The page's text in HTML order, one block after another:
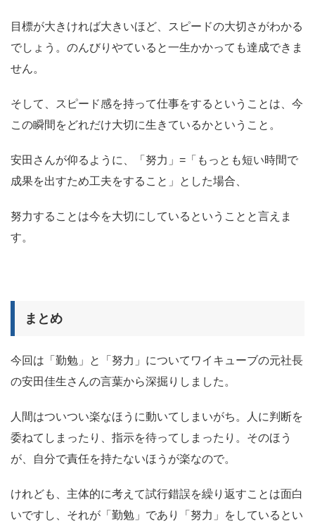
目標が大きければ大きいほど、スピードの大切さがわかる
でしょう。のんびりやていると一生かかっても達成できま
せん。
そして、スピード感を持って仕事をするということは、今
この瞬間をどれだけ大切に生きているかということ。
安田さんが仰るように、「努力」=「もっとも短い時間で
成果を出すため工夫をすること」とした場合、
努力することは今を大切にしているということ と言えま
す。
まとめ
今回は「 勤勉 」と「 努力 」についてワイキューブの元社長
の安田佳生さんの言葉から深掘りしました。
人間はついつい楽なほうに動いてしまいがち。人に判断を
委ねてしまったり、指示を待ってしまったり。そのほう
が、自分で責任を持たないほうが楽なので。
けれども、主体的に考えて試行錯誤を繰り返すことは面白
いですし、それが「勤勉」であり「努力」をしているとい